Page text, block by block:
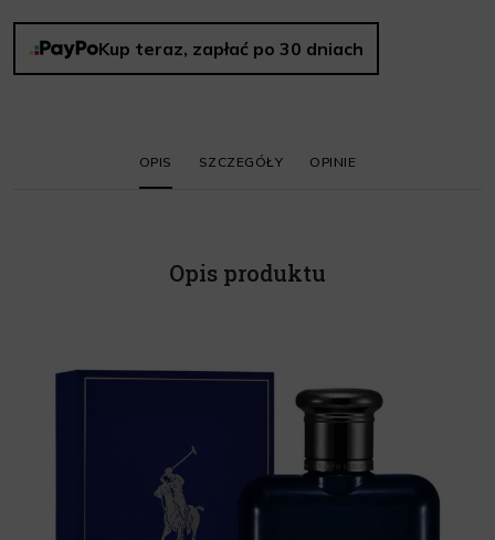
Kup teraz, zapłać po 30 dniach
OPIS SZCZEGÓŁY OPINIE
Opis produktu